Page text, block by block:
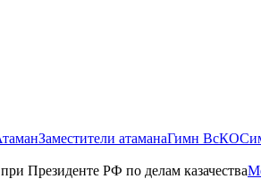
Заместители атаманаГимн ВсКО
Президенте РФ по делам казачества